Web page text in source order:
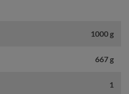
1000 g
667 g
1